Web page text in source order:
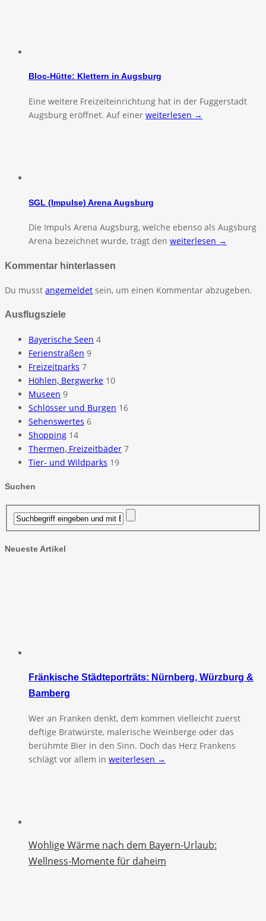
Bloc-Hütte: Klettern in Augsburg
Eine weitere Freizeiteinrichtung hat in der Fuggerstadt
Augsburg eröffnet. Auf einer weiterlesen →
SGL (Impulse) Arena Augsburg
Die Impuls Arena Augsburg, welche ebenso als Augsburg
Arena bezeichnet wurde, trägt den weiterlesen →
Kommentar hinterlassen
Du musst angemeldet sein, um einen Kommentar abzugeben.
Ausflugsziele
Bayerische Seen 4
Ferienstraßen 9
Freizeitparks 7
Höhlen, Bergwerke 10
Museen 9
Schlösser und Burgen 16
Sehenswertes 6
Shopping 14
Thermen, Freizeitbäder 7
Tier- und Wildparks 19
Suchen
Neueste Artikel
Fränkische Städteporträts: Nürnberg, Würzburg &
Bamberg
Wer an Franken denkt, dem kommen vielleicht zuerst
deftige Bratwürste, malerische Weinberge oder das
berühmte Bier in den Sinn. Doch das Herz Frankens
schlägt vor allem in weiterlesen →
Wohlige Wärme nach dem Bayern-Urlaub:
Wellness-Momente für daheim